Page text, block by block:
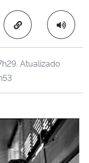
Copiar para área
. Atualizado